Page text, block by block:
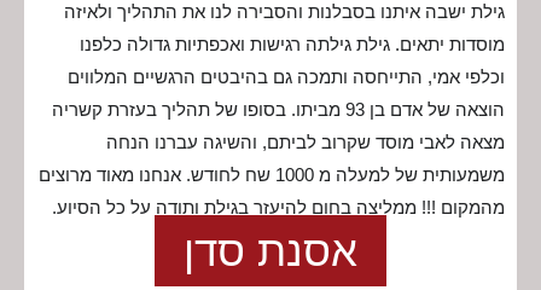
גילת ישבה איתנו בסבלנות והסבירה לנו את התהליך ולאיזה
מוסדות יתאים. גילת גילתה רגישות ואכפתיות גדולה כלפנו
וכלפי אמי, התייחסה ותמכה גם בהיבטים הרגשיים המלווים
הוצאה של אדם בן 93 מביתו. בסופו של תהליך בעזרת קשריה
מצאה לאבי מוסד שקרוב לביתם, והשיגה עברנו הנחה
משמעותית של למעלה מ 1000 שח לחודש. אנחנו מאוד מרוצים
מהמקום !!! ממליצה בחום להיעזר בגילת ותודה על כל הסיוע.
אסנת סדן